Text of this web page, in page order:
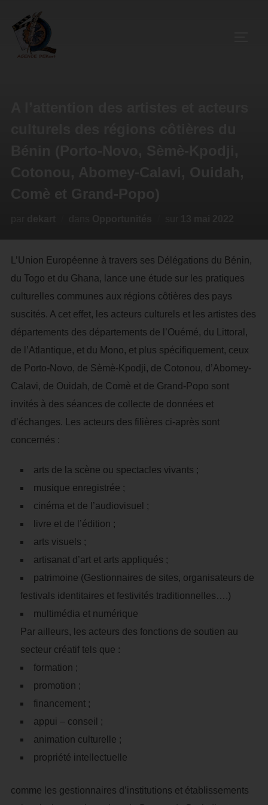
L’Union Européenne à travers ses Délégations du Bénin,
du Togo et du Ghana, lance une étude sur les pratiques
culturelles communes aux régions côtières des pays
suscités. A cet effet, les acteurs culturels et les artistes des
départements des départements de l’Ouémé, du Littoral,
de l’Atlantique, et du Mono, et plus spécifiquement, ceux
de Porto-Novo, de Sèmè-Kpodji, de Cotonou, d’Abomey-
Calavi, de Ouidah, de Comè et de Grand-Popo sont
invités à des séances de collecte de données et
d’échanges. Les acteurs des filières ci-après sont
concernés :
arts de la scène ou spectacles vivants ;
musique enregistrée ;
cinéma et de l’audiovisuel ;
livre et de l’édition ;
arts visuels ;
artisanat d’art et arts appliqués ;
patrimoine (Gestionnaires de sites, organisateurs de
festivals identitaires et festivités traditionnelles….)
multimédia et numérique
Par ailleurs, les acteurs des fonctions de soutien au
secteur créatif tels que :
formation ;
promotion ;
financement ;
appui – conseil ;
animation culturelle ;
propriété intellectuelle
comme les gestionnaires d’institutions et établissements